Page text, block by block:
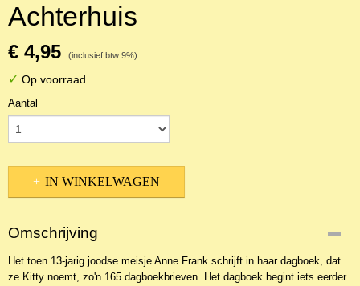
Achterhuis
€ 4,95 (inclusief btw 9%)
✓ Op voorraad
Aantal
IN WINKELWAGEN
Omschrijving
Het toen 13-jarig joodse meisje Anne Frank schrijft in haar dagboek, dat
ze Kitty noemt, zo'n 165 dagboekbrieven. Het dagboek begint iets eerder